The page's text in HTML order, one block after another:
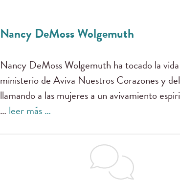
Nancy DeMoss Wolgemuth
Nancy DeMoss Wolgemuth ha tocado la
ministerio de Aviva Nuestros Corazones y
llamando a las mujeres a un avivamiento
… leer más …